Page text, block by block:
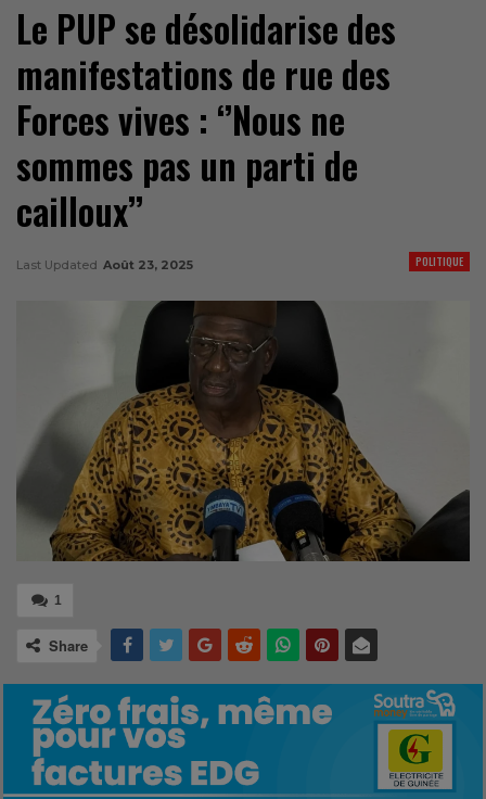
Le PUP se désolidarise des
manifestations de rue des
Forces vives : ‘’Nous ne
sommes pas un parti de
cailloux’’
POLITIQUE
Last Updated Août 23, 2025
1
Share